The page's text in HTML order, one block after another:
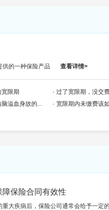
供的一种保险产品 查看详情>
限期
过了宽限期，没交
溢血身故的... 宽限期内未缴费该
保险合同有效性
大疾病后，保险公司通常会给予一定